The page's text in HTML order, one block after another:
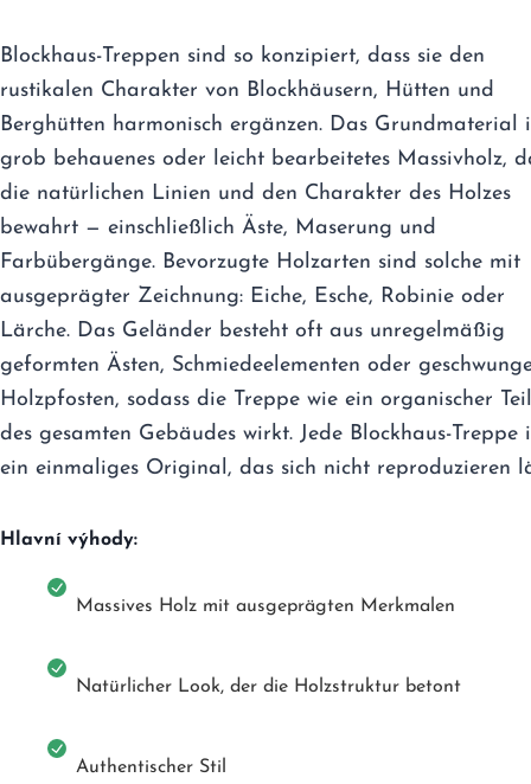
Blockhaus-Treppen sind so konzipiert, dass sie den
rustikalen Charakter von Blockhäusern, Hütten und
Berghütten harmonisch ergänzen. Das Grundmaterial
grob behauenes oder leicht bearbeitetes Massivholz,
die natürlichen Linien und den Charakter des Holzes
bewahrt — einschließlich Äste, Maserung und
Farbübergänge. Bevorzugte Holzarten sind solche mit
ausgeprägter Zeichnung: Eiche, Esche, Robinie oder
Lärche. Das Geländer besteht oft aus unregelmäßig
geformten Ästen, Schmiedeelementen oder
Holzpfosten, sodass die Treppe wie ein organischer Teil
des gesamten Gebäudes wirkt. Jede Blockhaus-Treppe
ein einmaliges Original, das sich nicht reproduzieren
Hlavní výhody:
Massives Holz mit ausgeprägten Merkmalen
Natürlicher Look, der die Holzstruktur betont
Authentischer Stil